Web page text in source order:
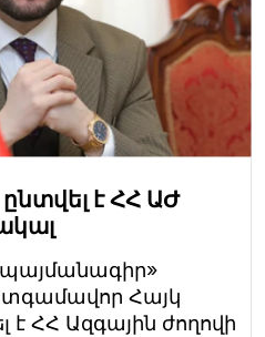
է ՀՀ ԱԺ
Հայկ
է ՀՀ Ազգային ժողովի